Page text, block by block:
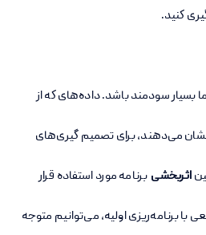
کنید.
بسیار سودمند باشد. داده‌های که از
می‌دهند، برای تصمیم گیری‌های
اثربخشی برنامه مورد استفاده قرار
با برنامه‌ریزی اولیه، می‌توانیم متوجه